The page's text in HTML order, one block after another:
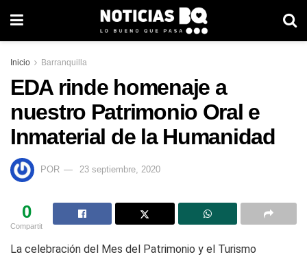
Inicio Barranquilla
EDA rinde homenaje a
nuestro Patrimonio Oral e
Inmaterial de la Humanidad
POR 23 septiembre, 2020
0
Compartit
La celebración del Mes del Patrimonio y el Turismo